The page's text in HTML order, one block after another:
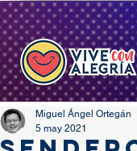
Miguel Ángel Ortegán
5 may 2021